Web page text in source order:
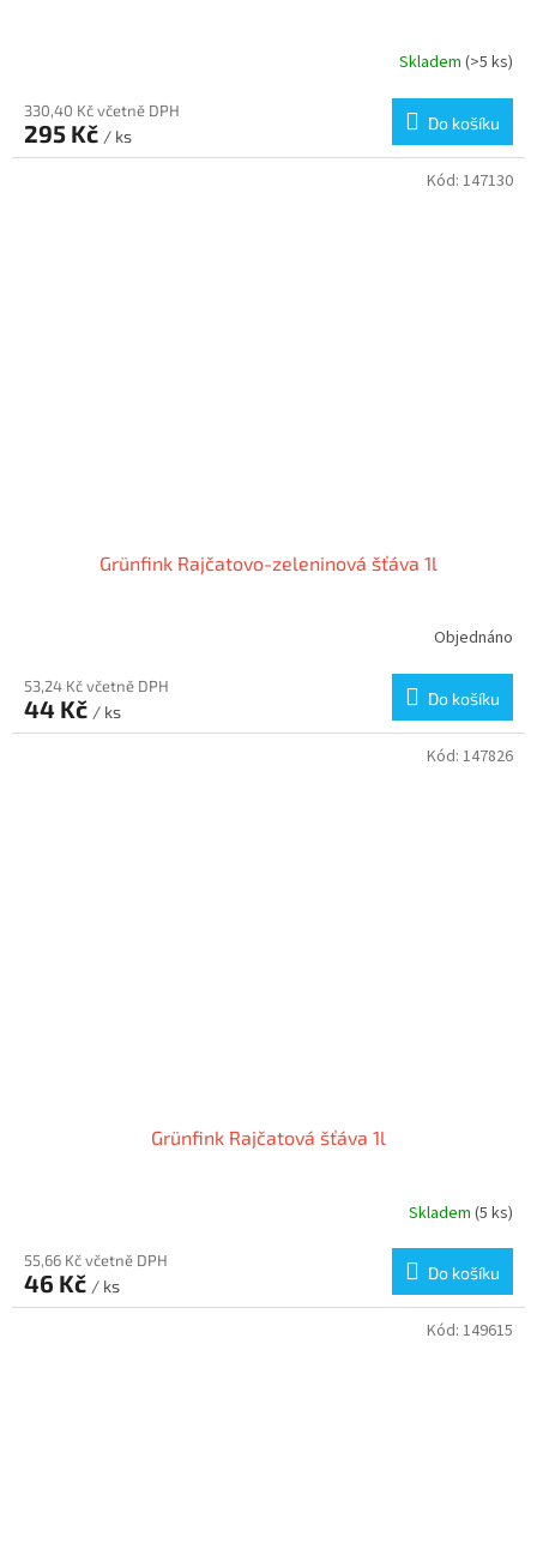
Skladem (>5 ks)
330,40 Kč včetně DPH
295 Kč / ks
Do košíku
Grünfink Rajčatovo-zeleninová šťáva 1l
Objednáno
53,24 Kč včetně DPH
44 Kč / ks
Do košíku
Kód: 147130
Grünfink Rajčatová šťáva 1l
Skladem (5 ks)
55,66 Kč včetně DPH
46 Kč / ks
Do košíku
Kód: 147826
Kód: 149615